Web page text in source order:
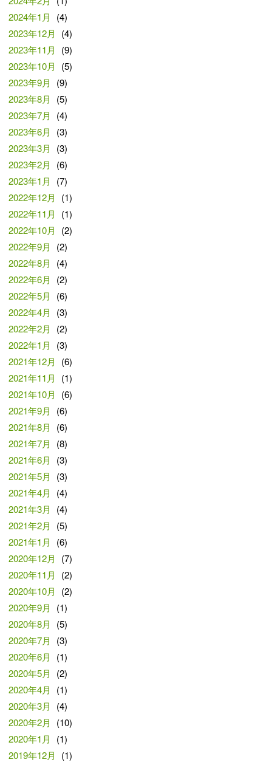
2024年1月
(4)
2023年12月
(4)
2023年11月
(9)
2023年10月
(5)
2023年9月
(9)
2023年8月
(5)
2023年7月
(4)
2023年6月
(3)
2023年3月
(3)
2023年2月
(6)
2023年1月
(7)
2022年12月
(1)
2022年11月
(1)
2022年10月
(2)
2022年9月
(2)
2022年8月
(4)
2022年6月
(2)
2022年5月
(6)
2022年4月
(3)
2022年2月
(2)
2022年1月
(3)
2021年12月
(6)
2021年11月
(1)
2021年10月
(6)
2021年9月
(6)
2021年8月
(6)
2021年7月
(8)
2021年6月
(3)
2021年5月
(3)
2021年4月
(4)
2021年3月
(4)
2021年2月
(5)
2021年1月
(6)
2020年12月
(7)
2020年11月
(2)
2020年10月
(2)
2020年9月
(1)
2020年8月
(5)
2020年7月
(3)
2020年6月
(1)
2020年5月
(2)
2020年4月
(1)
2020年3月
(4)
2020年2月
(10)
2020年1月
(1)
2019年12月
(1)